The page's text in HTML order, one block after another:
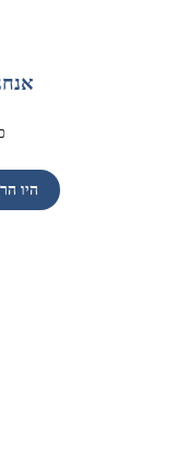
היו